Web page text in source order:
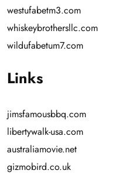
westufabetm3.com
whiskeybrothersllc.com
wildufabetum7.com
Links
jimsfamousbbq.com
libertywalk-usa.com
australiamovie.net
gizmobird.co.uk